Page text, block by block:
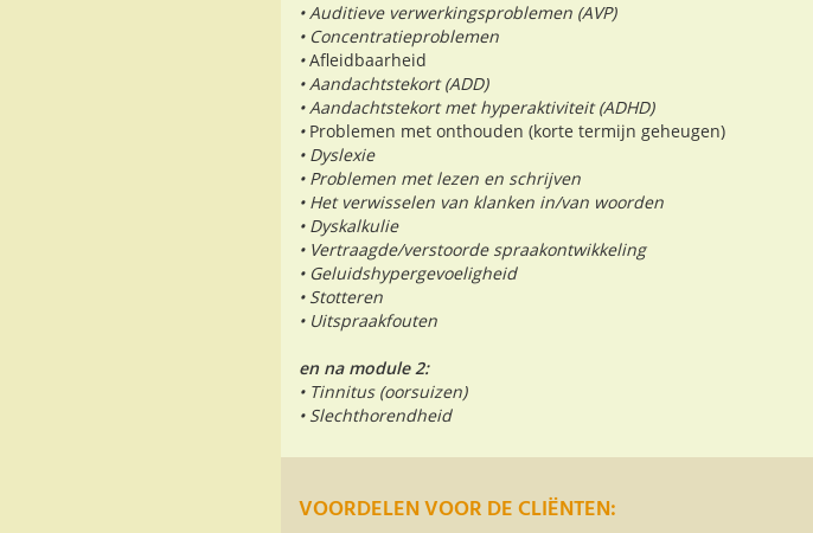
• Auditieve verwerkingsproblemen (AVP)
• Concentratieproblemen
•Afleidbaarheid
• Aandachtstekort (ADD)
• Aandachtstekort met hyperaktiviteit (ADHD)
• Problemen met onthouden (korte termijn geheugen)
• Dyslexie
• Problemen met lezen en schrijven
• Het verwisselen van klanken in/van woorden
• Dyskalkulie
• Vertraagde/verstoorde spraakontwikkeling
• Geluidshypergevoeligheid
• Stotteren
• Uitspraakfouten
en na module 2:
• Tinnitus (oorsuizen)
• Slechthorendheid
VOORDELEN VOOR DE CLIËNTEN: